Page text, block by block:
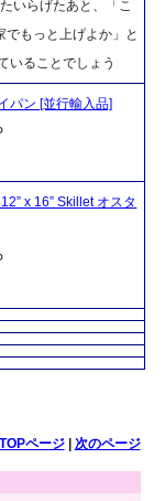
いらげたあと、「こ
もっと上げよか」と
いることでしょう
パン [並行輸入品]
x 16” Skillet オスタ
TOPページ| 次のページ